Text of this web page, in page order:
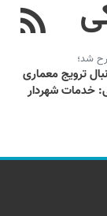
شد؛
ترویج معماری
خدمات شهردار